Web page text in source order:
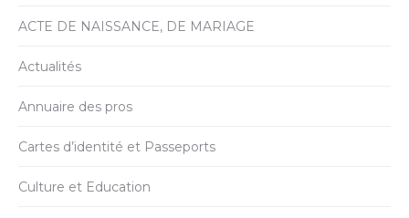
ACTE DE NAISSANCE, DE MARIAGE
Actualités
Annuaire des pros
Cartes d’identité et Passeports
Culture et Education